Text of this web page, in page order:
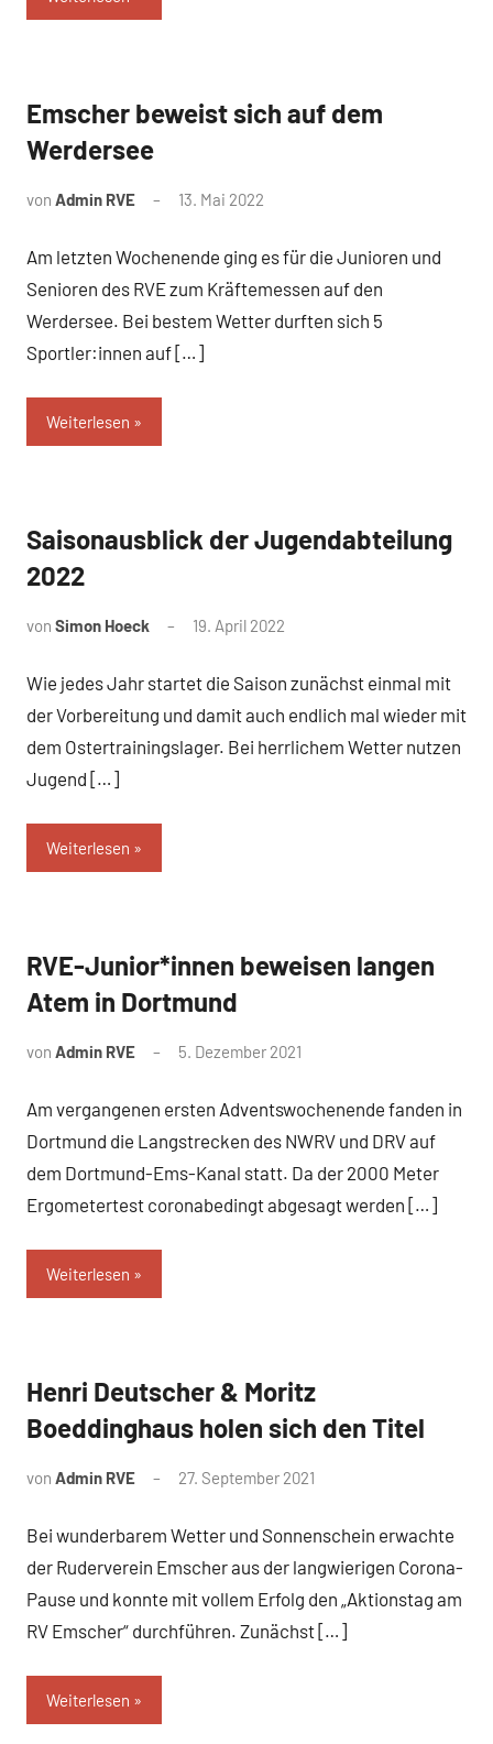
News
Emscher beweist sich auf dem
Werdersee
von Admin RVE 13. Mai 2022
Am letzten Wochenende ging es für die Junioren und
Senioren des RVE zum Kräftemessen auf den
Werdersee. Bei bestem Wetter durften sich 5
Sportler:innen auf […]
Weiterlesen
News
Saisonausblick der Jugendabteilung
2022
von Simon Hoeck 19. April 2022
Wie jedes Jahr startet die Saison zunächst einmal mit
der Vorbereitung und damit auch endlich mal wieder mit
dem Ostertrainingslager. Bei herrlichem Wetter nutzen
Jugend […]
Weiterlesen
News
RVE-Junior*innen beweisen langen
Atem in Dortmund
von Admin RVE 5. Dezember 2021
Am vergangenen ersten Adventswochenende fanden in
Dortmund die Langstrecken des NWRV und DRV auf
dem Dortmund-Ems-Kanal statt. Da der 2000 Meter
Ergometertest coronabedingt abgesagt werden […]
Weiterlesen
News
Henri Deutscher & Moritz
Boeddinghaus holen sich den Titel
von Admin RVE 27. September 2021
Bei wunderbarem Wetter und Sonnenschein erwachte
der Ruderverein Emscher aus der langwierigen Corona-
Pause und konnte mit vollem Erfolg den „Aktionstag am
RV Emscher“ durchführen. Zunächst […]
Weiterlesen